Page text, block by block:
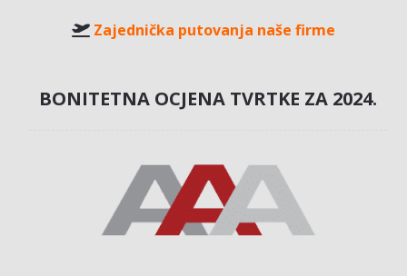
Zajednička putovanja naše firme
BONITETNA OCJENA TVRTKE ZA 2024.